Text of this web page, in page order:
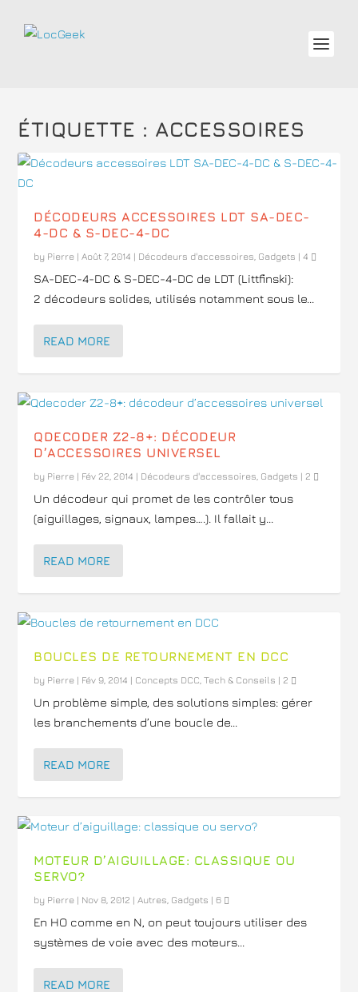
ÉTIQUETTE : ACCESSOIRES
DÉCODEURS ACCESSOIRES LDT SA-DEC-
4-DC & S-DEC-4-DC
by Pierre |Août 7, 2014 | Décodeurs d'accessoires, Gadgets |4
SA-DEC-4-DC & S-DEC-4-DC de LDT (Littfinski):
2 décodeurs solides, utilisés notamment sous le...
READ MORE
QDECODER Z2-8+: DÉCODEUR
D’ACCESSOIRES UNIVERSEL
by Pierre | Fév 22, 2014 | Décodeurs d'accessoires, Gadgets |2
Un décodeur qui promet de les contrôler tous
(aiguillages, signaux, lampes….). Il fallait y...
READ MORE
BOUCLES DE RETOURNEMENT EN DCC
by Pierre | Fév 9, 2014 | Concepts DCC,Tech & Conseils |2
Un problème simple, des solutions simples: gérer
les branchements d’une boucle de...
READ MORE
MOTEUR D’AIGUILLAGE: CLASSIQUE OU
SERVO?
by Pierre | Nov 8, 2012 |Autres, Gadgets |6
En HO comme en N, on peut toujours utiliser des
systèmes de voie avec des moteurs...
READ MORE